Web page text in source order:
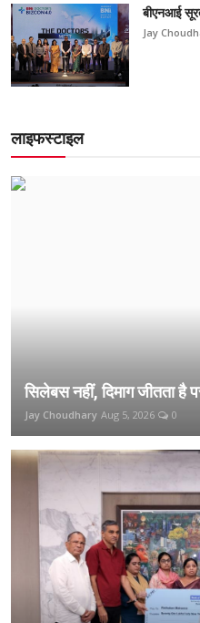
बीएनआई
Jay
लाइफस्टाइल
सिलेबस नहीं, दिमाग जीतता है
Jay Choudhary Aug 5, 2026 0